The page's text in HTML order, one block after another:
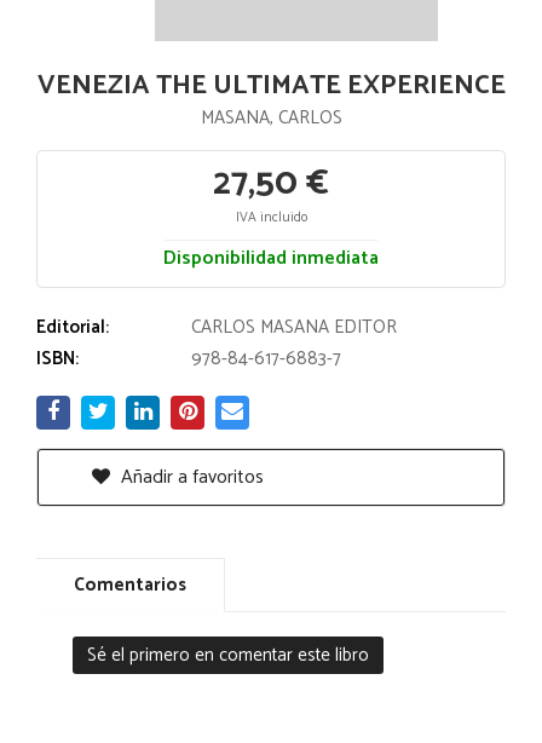
VENEZIA THE ULTIMATE EXPERIENCE
MASANA, CARLOS
27,50 €
IVA incluido
Disponibilidad inmediata
Editorial:
CARLOS MASANA EDITOR
ISBN:
978-84-617-6883-7
Añadir a favoritos
Comentarios
Sé el primero en comentar este libro